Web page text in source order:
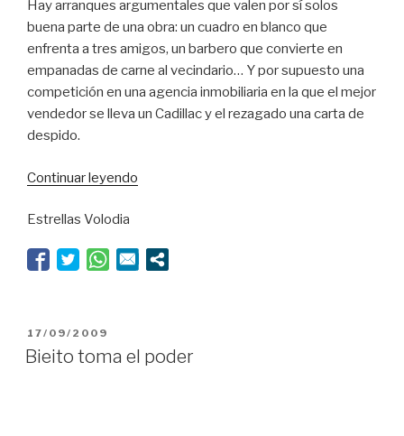
Hay arranques argumentales que valen por sí solos
buena parte de una obra: un cuadro en blanco que
enfrenta a tres amigos, un barbero que convierte en
empanadas de carne al vecindario… Y por supuesto una
competición en una agencia inmobiliaria en la que el mejor
vendedor se lleva un Cadillac y el rezagado una carta de
despido.
Continuar leyendo
al
Estrellas Volodia
PUBLICADO
EL
17/09/2009
Bieito toma el poder